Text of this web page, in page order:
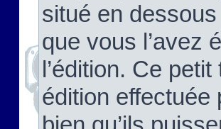
situé en
que vous l’avez
l’édition. Ce petit
édition effectuée